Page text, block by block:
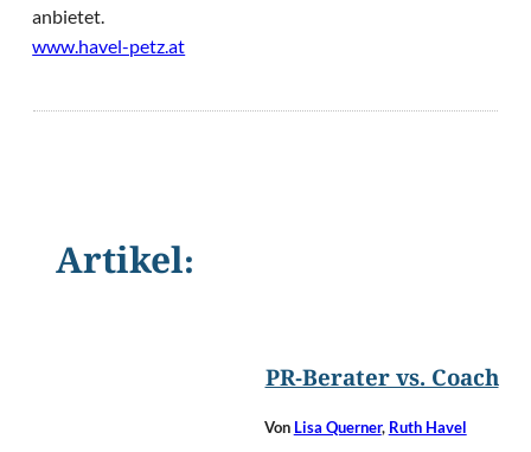
anbietet.
www.havel-petz.at
Artikel:
PR-Berater vs. Coach
Von Lisa Querner, Ruth Havel